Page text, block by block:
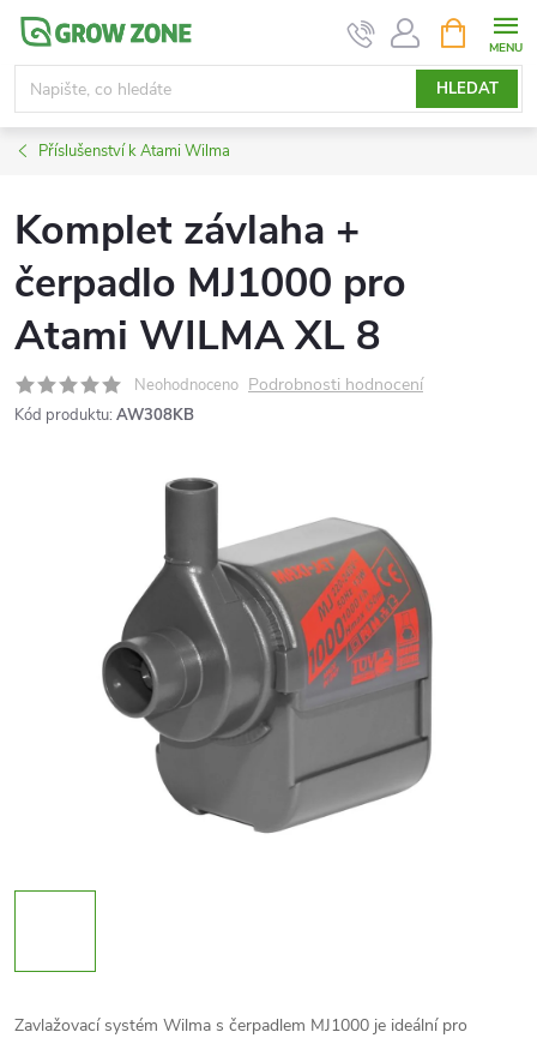
Přejít
obsah
HLEDAT
NÁKUPNÍ
KOŠÍK
Příslušenství k Atami Wilma
Komplet závlaha +
čerpadlo MJ1000 pro
Atami WILMA XL 8
Neohodnoceno Podrobnosti hodnocení
Kód produktu: AW308KB
Zavlažovací systém Wilma s čerpadlem MJ1000 je ideální pro